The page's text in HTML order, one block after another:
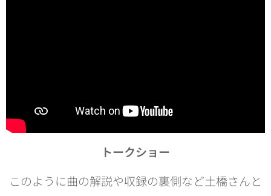
トークショー
このように曲の解説や収録の裏側など土橋さんと